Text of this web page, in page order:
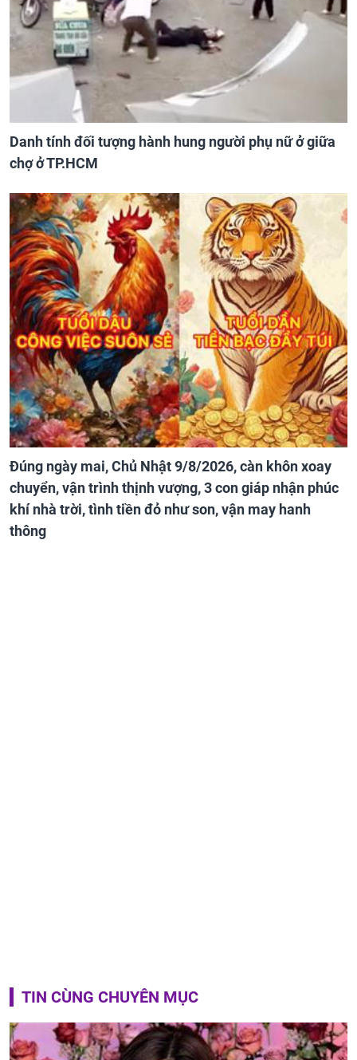
Danh tính đối tượng hành hung người phụ nữ ở giữa
chợ ở TP.HCM
Đúng ngày mai, Chủ Nhật 9/8/2026, càn khôn xoay
chuyển, vận trình thịnh vượng, 3 con giáp nhận phúc
khí nhà trời, tình tiền đỏ như son, vận may hanh
thông
TIN CÙNG CHUYÊN MỤC